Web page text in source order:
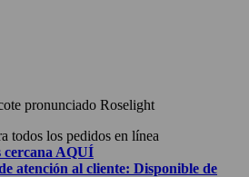
pronunciado Roselight
todos los pedidos en línea
AQUÍ
atención al cliente: Disponible de